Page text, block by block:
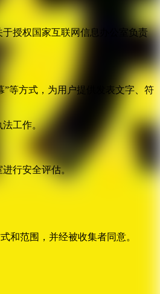
授权国家互联网信息办公室负责
等方式，为用户提供发表文字、符
法工作。
行安全评估。
和范围，并经被收集者同意。